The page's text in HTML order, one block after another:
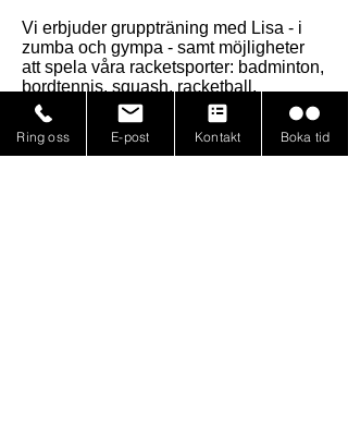
Vi erbjuder gruppträning med Lisa - i
zumba och gympa - samt möjligheter
att spela våra racketsporter: badminton,
bordtennis, squash, racketball,
minitennis och pickleball. Självklart
erbjuder vi också styrketräning.
Ring oss E-post Kontakt Boka tid